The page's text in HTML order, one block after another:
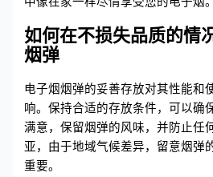
如何在不损失品质的情
烟弹
电子烟烟弹的妥善存放对其性能和
响。保持合适的存放条件，可以确
满意，保留烟弹的风味，并防止任
亚，由于地域气候差异，留意烟弹
重要。